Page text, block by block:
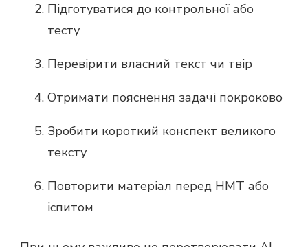
Підготуватися до контрольної або
тесту
Перевірити власний текст чи твір
Отримати пояснення задачі покроково
Зробити короткий конспект великого
тексту
Повторити матеріал перед НМТ або
іспитом